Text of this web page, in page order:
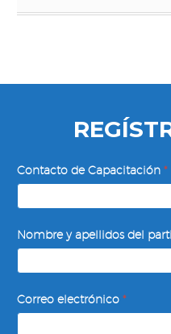
Autoestima
y
Seguridad
Personal
Contacto de Capacitación *
Nombre y apellidos del
Correo electrónico *